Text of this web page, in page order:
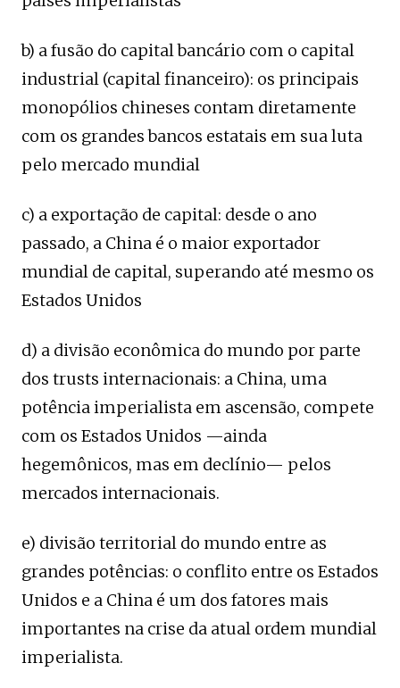
b) a fusão do capital bancário com o capital
industrial (capital financeiro): os principais
monopólios chineses contam diretamente
com os grandes bancos estatais em sua luta
pelo mercado mundial
c) a exportação de capital: desde o ano
passado, a China é o maior exportador
mundial de capital, superando até mesmo os
Estados Unidos
d) a divisão econômica do mundo por parte
dos trusts internacionais: a China, uma
potência imperialista em ascensão, compete
com os Estados Unidos —ainda
hegemônicos, mas em declínio— pelos
mercados internacionais.
e) divisão territorial do mundo entre as
grandes potências: o conflito entre os Estados
Unidos e a China é um dos fatores mais
importantes na crise da atual ordem mundial
imperialista.